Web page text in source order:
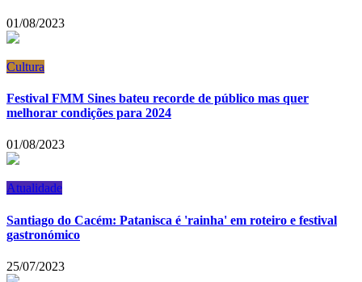
01/08/2023
Cultura
Festival FMM Sines bateu recorde de público mas quer
melhorar condições para 2024
01/08/2023
Atualidade
Santiago do Cacém: Patanisca é 'rainha' em roteiro e festival
gastronómico
25/07/2023